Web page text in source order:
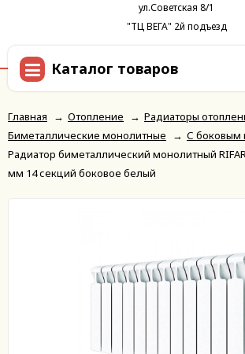
ул.Советская 8/1
"ТЦ ВЕГА" 2й подъезд
Каталог товаров
Главная → Отопление → Радиаторы
Биметаллические монолитные
→ С боковым
Радиатор биметаллический монолитный
мм 14 секций боковое белый